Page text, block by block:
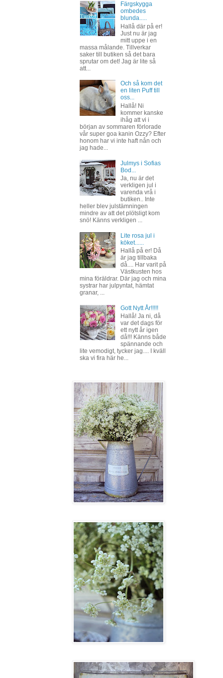
Färgskygga
ombedes
blunda.....
Hallå där på er!
Just nu är jag
mitt uppe i en
massa målande. Tillverkar
saker till butiken så det bara
sprutar om det! Jag är lite så
att...
Och så kom det
en liten Puff till
oss...
Hallå! Ni
kommer kanske
ihåg att vi i
början av sommaren förlorade
vår super goa kanin Ozzy? Efter
honom har vi inte haft nån och
jag hade...
Julmys i Sofias
Bod...
Ja, nu är det
verkligen jul i
varenda vrå i
butiken.. Inte
heller blev julstämningen
mindre av att det plötsligt kom
snö! Känns verkligen ...
Lite rosa jul i
köket......
Hallå på er! Då
är jag tillbaka
då.... Har varit på
Västkusten hos
mina föräldrar. Där jag och mina
systrar har julpyntat, hämtat
granar, ...
Gott Nytt År!!!!!
Hallå! Ja ni, då
var det dags för
ett nytt år igen
då!!! Känns både
spännande och
lite vemodigt, tycker jag.... I kväll
ska vi fira här he...